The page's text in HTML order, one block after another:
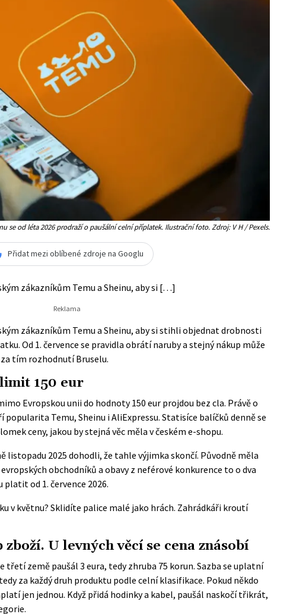
se od léta 2026 prodraží o paušální celní příplatek. Ilustrační foto. Zdroj: V H / Pexels.
Přidat mezi oblíbené zdroje na Googlu
zákazníkům Temu a Sheinu, aby si […]
zákazníkům Temu a Sheinu, aby si stihli objednat drobnosti
Od 1. července se pravidla obrátí naruby a stejný nákup může
tím rozhodnutí Bruselu.
150 eur
Evropskou unii do hodnoty 150 eur projdou bez cla. Právě o
Temu, Sheinu i AliExpressu. Statisíce balíčků denně se
ceny, jakou by stejná věc měla v českém e-shopu.
listopadu 2025 dohodli, že tahle výjimka skončí. Původně měla
obchodníků a obavy z neférové konkurence to o dva
platit od 1. července 2026.
v květnu? Sklidíte palice malé jako hrách. Zahrádkáři kroutí
U levných věcí se cena znásobí
třetí země paušál 3 eura, tedy zhruba 75 korun. Sazba se uplatní
za každý druh produktu podle celní klasifikace. Pokud někdo
jen jednou. Když přidá hodinky a kabel, paušál naskočí třikrát,